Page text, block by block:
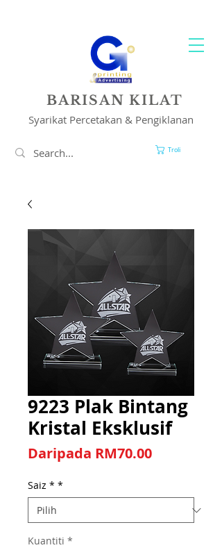
BARISAN KILAT
Syarikat Percetakan & Pengiklanan
Troli
9223 Plak Bintang
Kristal Eksklusif
Daripada RM70.00Harga
Saiz * *
Kuantiti *